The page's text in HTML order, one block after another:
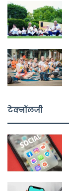
टेक्नॉलजी